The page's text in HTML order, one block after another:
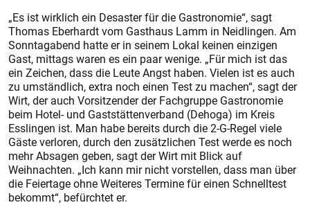
„Es ist wirklich ein Desaster für die Gastronomie“, sagt
Thomas Eberhardt vom Gasthaus Lamm in Neidlingen. Am
Sonntagabend hatte er in seinem Lokal keinen einzigen
Gast, mittags waren es ein paar wenige. „Für mich ist das
ein Zeichen, dass die Leute Angst haben. Vielen ist es auch
zu umständlich, extra noch einen Test zu machen“, sagt der
Wirt, der auch Vorsitzender der Fachgruppe Gastronomie
beim Hotel- und Gaststättenverband (Dehoga) im Kreis
Esslingen ist. Man habe bereits durch die 2-G-Regel viele
Gäste verloren, durch den zusätzlichen Test werde es noch
mehr Absagen geben, sagt der Wirt mit Blick auf
Weihnachten. „Ich kann mir nicht vorstellen, dass man über
die Feiertage ohne Weiteres Termine für einen Schnelltest
bekommt“, befürchtet er.